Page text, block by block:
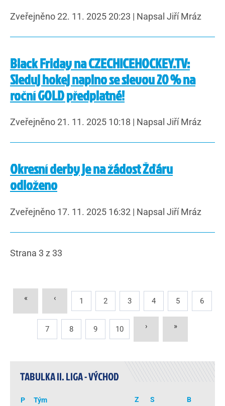
Zveřejněno 22. 11. 2025 20:23 | Napsal Jiří Mráz
Black Friday na CZECHICEHOCKEY.TV:
Sleduj hokej naplno se slevou 20 % na
roční GOLD předplatné!
Zveřejněno 21. 11. 2025 10:18 | Napsal Jiří Mráz
Okresní derby je na žádost Žďáru
odloženo
Zveřejněno 17. 11. 2025 16:32 | Napsal Jiří Mráz
Strana 3 z 33
« ‹ 1 2 3 4 5 6
7 8 9 10 › »
TABULKA II. LIGA - VÝCHOD
P Tým Z S
B